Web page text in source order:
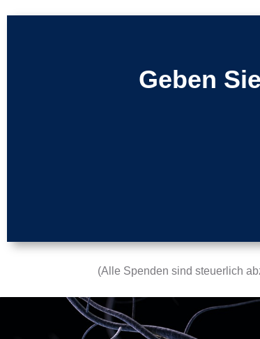
Geben
(Alle Spenden sind steuerlich